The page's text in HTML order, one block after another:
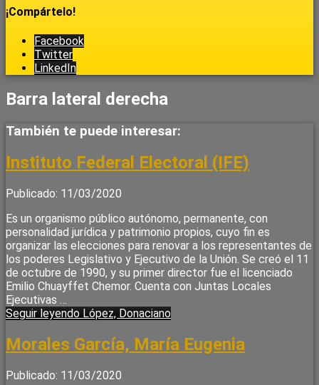
¡Compártelo!
Facebook
Twitter
LinkedIn
Barra lateral derecha
También te puede interesar:
Instituto Federal Electoral (IFE)
Publicado: 11/03/2020
Es un organismo público autónomo, permanente, con
personalidad jurídica y patrimonio propios, cuyo fin es
organizar las elecciones para renovar a los representantes de
los poderes Legislativo y Ejecutivo de la Unión. Se creó el 11
de octubre de 1990, y su primer director fue el licenciado
Emilio Chuayffet Chemor. Cuenta con Juntas Locales
Ejecutivas …
Seguir leyendo López, Donaciano
Morales García, María Eugenia
Publicado: 11/03/2020